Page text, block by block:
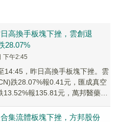
日高換手板塊下挫，雲創退
28.07%
下午2:45
14:45，昨日高換手板塊下挫。雲
跌28.07%報0.41元，匯成真空
13.52%報135.81元，萬邦醫藥
合集流體板塊下挫，方邦股份